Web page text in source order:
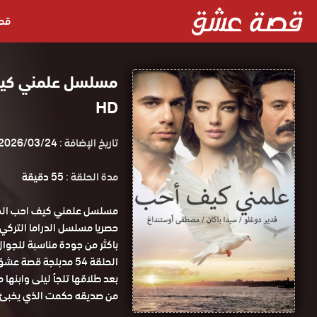
HD
تاريخ الإضافة :03/24
مدة الحلقة :55 دقيقة
الحلقة 54 مدبلجة قصة عشق.
بعد طلاقها تلجأ ليلى
من صديقه حكمت الذي يخبئ